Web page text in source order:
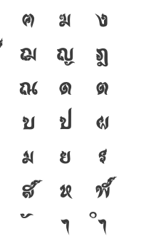
ฅ ฆ
ง
ฌ ญ ฎ
ณ ด
ต
บ ป ผ
ม ย
ร
ส ห ฬ
า
ำ